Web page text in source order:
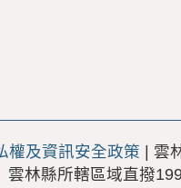
權及資訊安全政策 | 雲
雲林縣所轄區域直撥